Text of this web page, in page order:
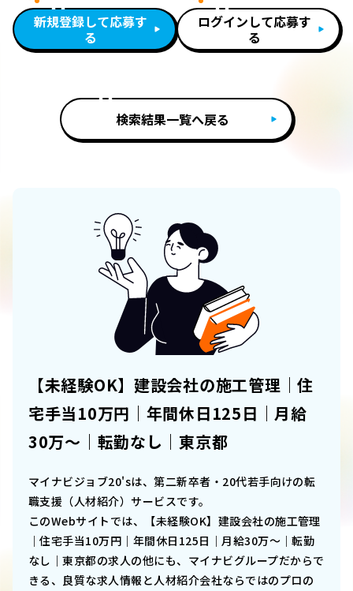
新規登録して応募す
る
ログインして応募す
る
検索結果一覧へ戻る
【未経験OK】建設会社の施工管理｜住
宅手当10万円｜年間休日125日｜月給
30万～｜転勤なし｜東京都
マイナビジョブ20'sは、第二新卒者・20代若手向けの転
職支援（人材紹介）サービスです。
このWebサイトでは、
【未経験OK】建設会社の施工管理
｜住宅手当10万円｜年間休日125日｜月給30万～｜転勤
なし｜東京都の求人の他にも、マイナビグループだからで
きる、良質な求人情報と人材紹介会社ならではのプロの